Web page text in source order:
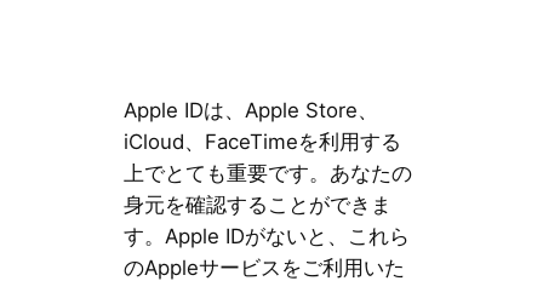
Apple IDは、Apple Store、
iCloud、FaceTimeを利用する
上でとても重要です。あなたの
身元を確認することができま
す。Apple IDがないと、これら
のAppleサービスをご利用いた